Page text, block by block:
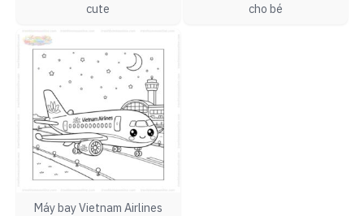
cute
cho bé
Máy bay Vietnam Airlines